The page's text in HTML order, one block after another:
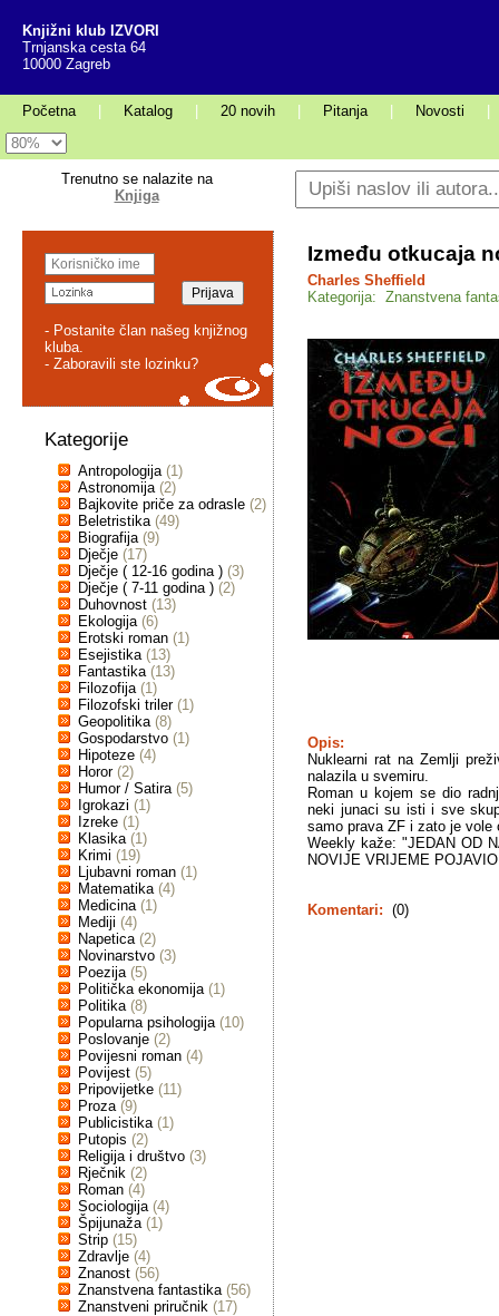
Knjižni klub IZVORI
Trnjanska cesta 64
10000 Zagreb
Početna Katalog 20 novih Pitanja Novosti
Trenutno se nalazite na
Knjiga
- Postanite član našeg knjižnog
kluba.
- Zaboravili ste lozinku?
Kategorije
Antropologija (1)
Astronomija (2)
Bajkovite priče za odrasle (2)
Beletristika (49)
Biografija (9)
Dječje (17)
Dječje ( 12-16 godina ) (3)
Dječje ( 7-11 godina ) (2)
Duhovnost (13)
Ekologija (6)
Erotski roman (1)
Esejistika (13)
Fantastika (13)
Filozofija (1)
Filozofski triler (1)
Geopolitika (8)
Gospodarstvo (1)
Hipoteze (4)
Horor (2)
Humor / Satira (5)
Igrokazi (1)
Izreke (1)
Klasika (1)
Krimi (19)
Ljubavni roman (1)
Matematika (4)
Medicina (1)
Mediji (4)
Napetica (2)
Novinarstvo (3)
Poezija (5)
Politička ekonomija (1)
Politika (8)
Popularna psihologija (10)
Poslovanje (2)
Povijesni roman (4)
Povijest (5)
Pripovijetke (11)
Proza (9)
Publicistika (1)
Putopis (2)
Religija i društvo (3)
Rječnik (2)
Roman (4)
Sociologija (4)
Špijunaža (1)
Strip (15)
Zdravlje (4)
Znanost (56)
Znanstvena fantastika (56)
Znanstveni priručnik (17)
Između otkucaja
Charles Sheffield
Kategorija: Znanstvena
Opis:
Nuklearni rat na Zemlji
nalazila u svemiru.
Roman u kojem se dio
neki junaci su isti i sve
samo prava ZF i zato je vole
Weekly kaže: "JEDAN OD
NOVIJE VRIJEME
Komentari: (0)